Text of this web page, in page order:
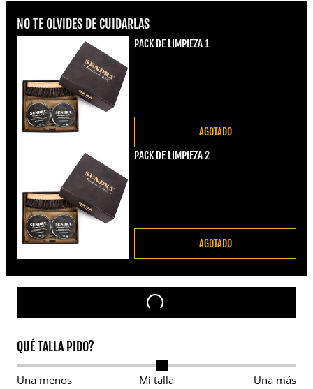
NO TE OLVIDES DE CUIDARLAS
PACK DE LIMPIEZA 1
AGOTADO
PACK DE LIMPIEZA 2
AGOTADO
QUÉ TALLA PIDO?
Una menos Mi talla Una más